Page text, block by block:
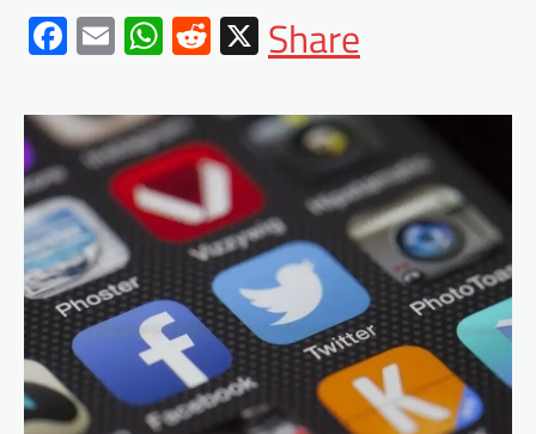
Facebook
EmailWhatsApp
Reddit
X
Share